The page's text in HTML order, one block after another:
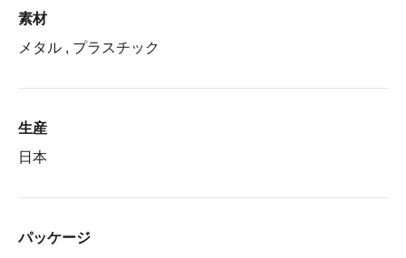
素材
メタル , プラスチック
生産
日本
パッケージ